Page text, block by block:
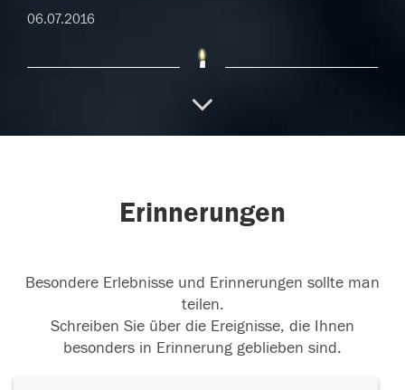
06.07.2016
Liebe Klaudia, du warst so ein lieber und toller
Erinnerungen
Besondere Erlebnisse und Erinnerungen sollte man
teilen.
Schreiben Sie über die Ereignisse, die Ihnen
besonders in Erinnerung geblieben sind.